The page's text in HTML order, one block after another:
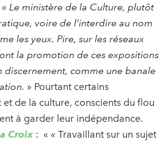
Le ministère de la Culture, plutôt
voire de l’interdire au nom
les yeux. Pire, sur les réseaux
la promotion de ces expositions
discernement, comme une banale
» Pourtant certains
et de la culture, conscients du flou
à garder leur indépendance.
Croix : « « Travaillant sur un sujet